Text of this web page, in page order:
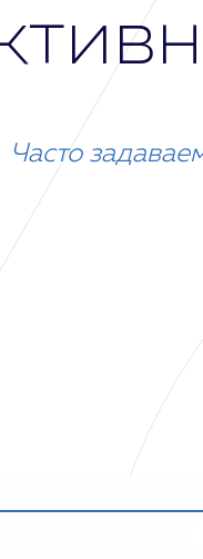
Часто